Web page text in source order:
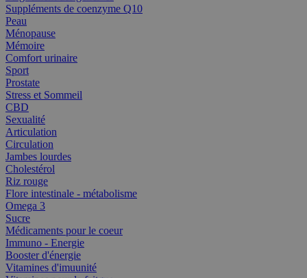
Suppléments de coenzyme Q10
Peau
Ménopause
Mémoire
Comfort urinaire
Sport
Prostate
Stress et Sommeil
CBD
Sexualité
Articulation
Circulation
Jambes lourdes
Cholestérol
Riz rouge
Flore intestinale - métabolisme
Omega 3
Sucre
Médicaments pour le coeur
Immuno - Energie
Booster d'énergie
Vitamines d'imuunité